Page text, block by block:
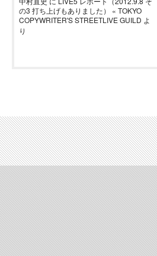
の3 打ち上げもありました） « TOKYO
COPYWRITER'S STREETLIVE GUILD よ
り